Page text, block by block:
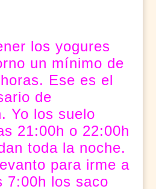
los yogures
un mínimo de
Ese es el
de
Yo los suelo
21:00h o 22:00h
toda la noche.
para irme a
7:00h los saco